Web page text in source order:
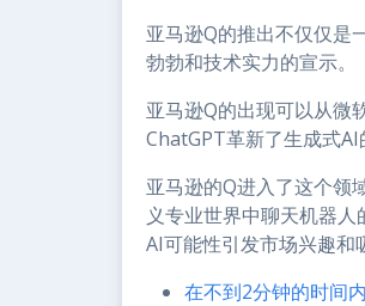
亚马逊Q的推出不仅仅是
勃勃和技术实力的宣示。
亚马逊Q的出现可以从微
ChatGPT革新了生成式AI
亚马逊的Q进入了这个领
义专业世界中聊天机器
AI可能性引发市场兴趣和
在不到2分钟的时间